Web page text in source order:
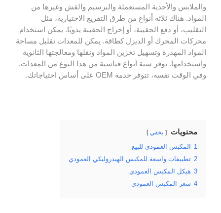
والملابس والأحذية المستعملة والبرسيم والقش وغيرها من
المواد. هناك ثلاثة أنواع من طرق التفريغ الاختيارية، مثل
التقليب، أو دفع الحقيبة، أو إخراج الحقيبة يدويًا. يمكن استخدام
محركات المحرك أو الديزل كطاقة. يمكن للمعدات تقليل مساحة
المواد المهدرة وتسهيل تخزين المواد ونقلها ومعالجتها الثانوية
واستخدامها. نوفر ستة أنواع قياسية من هذا النوع من المعدات.
وفي الوقت نفسه، تتوفر خدمة OEM على أساس احتياجاتك.
محتويات يخفي
1
المكبس العمودي للبيع
2 تطبيقات واسعة للمكبس الهيدروليكي العمودي
3 هيكل المكبس العمودي
4 سعر المكبس العمودي